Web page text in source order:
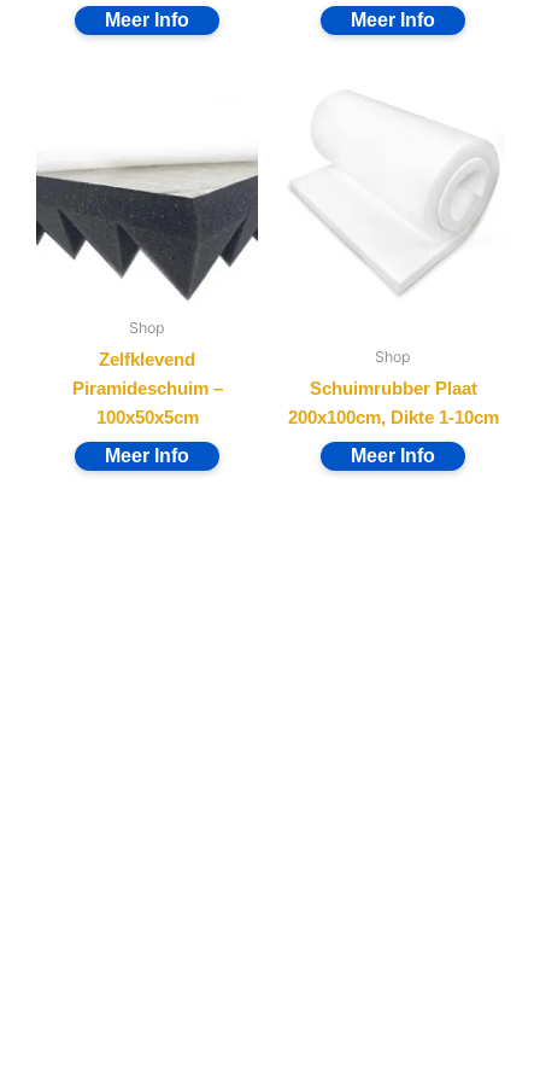
Shop
Zelfklevend
Piramideschuim –
100x50x5cm
Shop
Schuimrubber Plaat
200x100cm, Dikte 1-10cm